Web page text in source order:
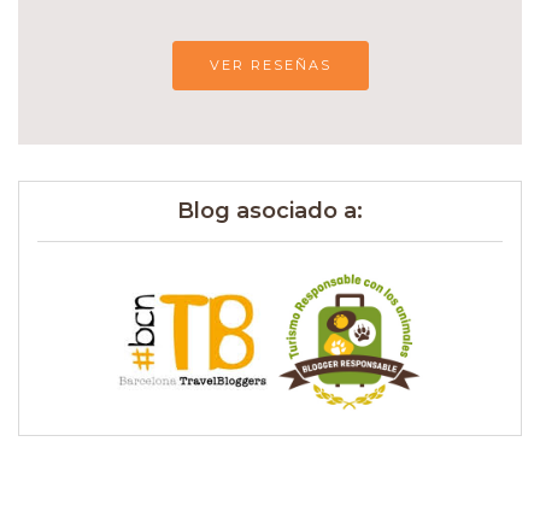
VER RESEÑAS
Blog asociado a: